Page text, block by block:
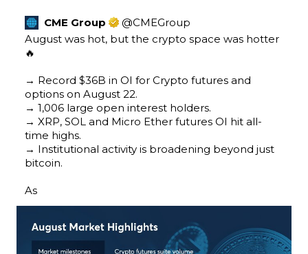
CME Group @CMEGroup
August was hot, but the crypto space was hotter
🔥
→ Record $36B in OI for Crypto futures and
options on August 22.
→ 1,006 large open interest holders.
→ XRP, SOL and Micro Ether futures OI hit all-
time highs.
→ Institutional activity is broadening beyond just
bitcoin.
As